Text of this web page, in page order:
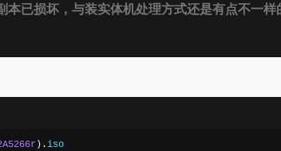
已损坏，与装实体机处理方式还是有点不一
).iso